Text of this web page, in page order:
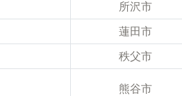
所沢市
蓮田市
秩父市
熊谷市